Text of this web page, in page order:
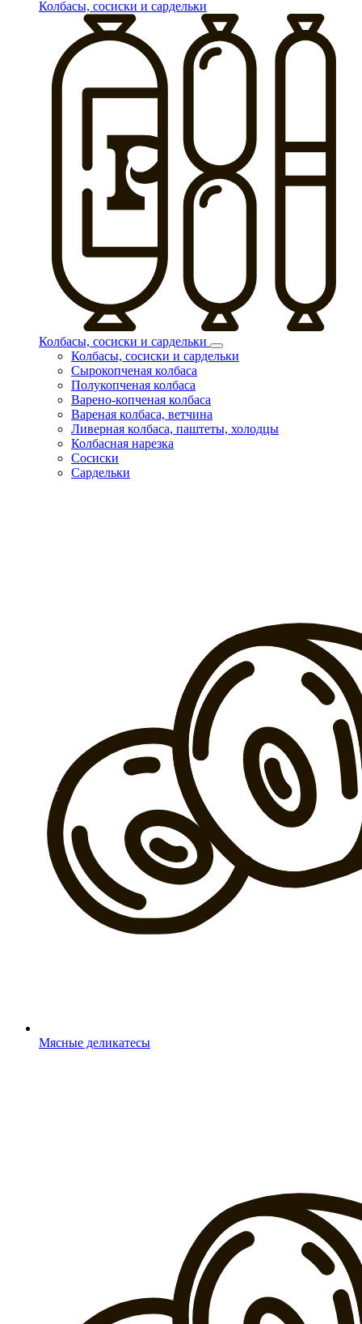
Колбасы, сосиски и сардельки
Колбасы, сосиски и сардельки
Колбасы, сосиски и сардельки
Сырокопченая колбаса
Полукопченая колбаса
Варено-копченая колбаса
Вареная колбаса, ветчина
Ливерная колбаса, паштеты, холодцы
Колбасная нарезка
Сосиски
Сардельки
Мясные деликатесы